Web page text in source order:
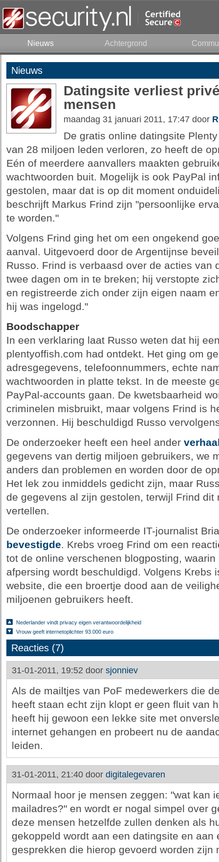
Nieuws Achtergrond
Nieuws
Datingsite verliest
mensen
maandag 31 januari 2011, 17:47 door
De gratis online datingsite
van 28 miljoen leden verloren, zo heeft de
Eén of meerdere aanvallers maakten
wachtwoorden buit. Mogelijk is ook PayPal
gestolen, maar dat is op dit moment
beschrijft Markus Frind zijn "persoonlijke
te worden."
Volgens Frind ging het om een ongekend
aanval. Uitgevoerd door de Argentijnse
Russo. Frind is verbaasd over de acties van
twee dagen om in te breken; hij verstopte
en registreerde zich onder zijn eigen naam
hij was ingelogd."
Boodschapper
In een verklaring laat Russo weten dat hij
plentyoffish.com had ontdekt. Het ging om
adresgegevens, telefoonnummers, echte
wachtwoorden in platte tekst. In de meeste
PayPal-accounts gaan. De kwetsbaarheid
criminelen misbruikt, maar volgens Frind is
verzonnen. Hij beschuldigd Russo
De onderzoeker heeft een heel ander
gegevens van dertig miljoen gebruikers, we
anders dan problemen en worden door de
Het lek zou inmiddels gedicht zijn, maar
de gegevens al zijn gestolen, terwijl Frind dit
vertellen.
De onderzoeker informeerde IT-journalist
bevestigde. Krebs vroeg Frind om een
tot de online verschenen blogposting,
afpersing wordt beschuldigd. Volgens Krebs
website, die een broertje dood aan de
miljoenen gebruikers heeft.
Nederlander vindt privacy eigen verantwoordelijkheid
Vrouw geeft internetoplichter 93.000 euro
Reacties (7)
31-01-2011, 19:52 door sjonniev
Als de mailtjes van PoF medewerkers die
heeft staan echt zijn klopt er geen fluit van
heeft hij gewoon een lekke site met
internet gehangen en probeert nu de
leiden.
31-01-2011, 21:40 door digitalegevaren
Normaal hoor je mensen zeggen: "wat kan
mailadres?" en wordt er nogal simpel over
deze mensen hetzelfde zullen denken als
gekoppeld wordt aan een datingsite en aan
gesprekken die hierop gevoerd worden zijn